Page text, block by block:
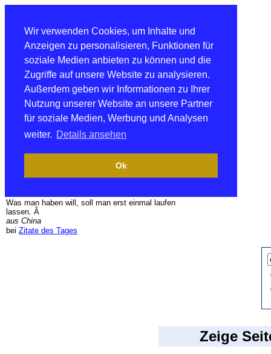
Wir verwenden Cookies, um Inhalte und
Anzeigen zu personalisieren, Funktionen für
soziale Medien anbieten zu können und die
Zugriffe auf unsere Website zu analysieren.
Außerdem geben wir Informationen zu Ihrer
Nutzung unserer Website an unsere Partner
für soziale Medien, Werbung und Analysen
weiter. Details ansehen
Ok
Was man haben will, soll man erst einmal laufen
lassen. Â
aus China
bei Zitate des Tages
Zeige